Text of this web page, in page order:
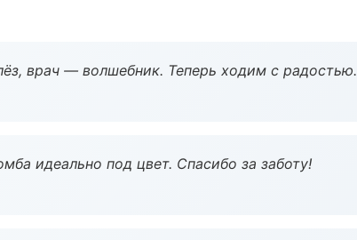
врач — волшебник. Теперь ходим с радостью.
идеально под цвет. Спасибо за заботу!